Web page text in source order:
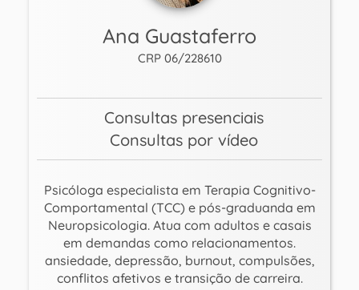
Ana Guastaferro
CRP 06/228610
Consultas presenciais
Consultas por vídeo
Psicóloga especialista em Terapia Cognitivo-
Comportamental (TCC) e pós-graduanda em
Neuropsicologia. Atua com adultos e casais
em demandas como relacionamentos.
ansiedade, depressão, burnout, compulsões,
conflitos afetivos e transição de carreira.